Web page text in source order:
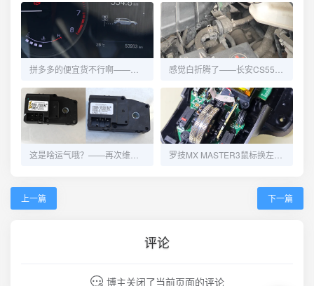
上一篇 下一篇
评论
博主关闭了当前页面的评论